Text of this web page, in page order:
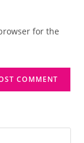
for the